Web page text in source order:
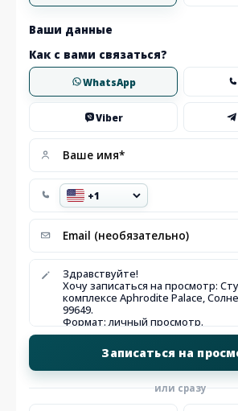
Ваши данные
Как с вами связаться?
WhatsApp
Viber
или сразу